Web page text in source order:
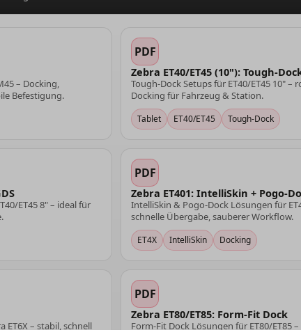
– Docking,
Befestigung.
PDF
Zebra ET40/ET45 (10"): Tough-
Tough-Dock Setups für ET40/ET45 10" –
Docking für Fahrzeug & Station.
Tablet ET40/ET45 Tough-Dock
ET45 8" – ideal für
PDF
Zebra ET401: IntelliSkin + Pogo-
IntelliSkin & Pogo-Dock Lösungen für
schnelle Übergabe, sauberer Workflow.
ET4X IntelliSkin Docking
ET6X – stabil, schnell
PDF
Zebra ET80/ET85: Form-Fit Dock
Form-Fit Dock Lösungen für ET80/ET85 –